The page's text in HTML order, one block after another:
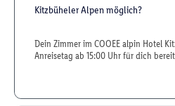
Kitzbüheler Alpen möglich?
Dein Zimmer im COOEE alpin Hotel
Anreisetag ab 15:00 Uhr für dich